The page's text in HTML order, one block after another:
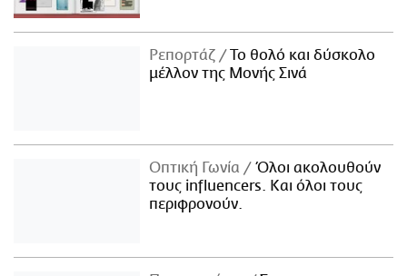
Ρεπορτάζ
Το θολό και δύσκολο
μέλλον της Μονής Σινά
Οπτική Γωνία
Όλοι ακολουθούν
τους influencers. Και όλοι τους
περιφρονούν.